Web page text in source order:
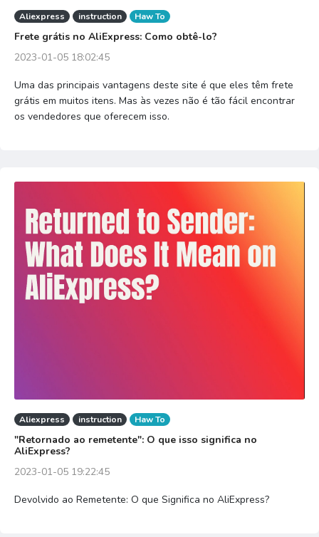
Aliexpress instruction Haw To
Frete grátis no AliExpress: Como obtê-lo?
2023-01-05 18:02:45
Uma das principais vantagens deste site é que eles têm frete
grátis em muitos itens. Mas às vezes não é tão fácil encontrar
os vendedores que oferecem isso.
Aliexpress instruction Haw To
"Retornado ao remetente": O que isso significa no
AliExpress?
2023-01-05 19:22:45
Devolvido ao Remetente: O que Significa no AliExpress?